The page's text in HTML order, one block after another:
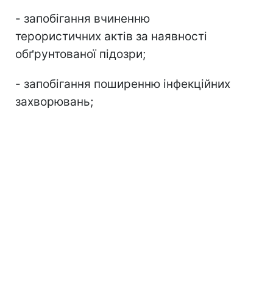
- запобігання вчиненню
терористичних актів за наявності
обґрунтованої підозри;
- запобігання поширенню інфекційних
захворювань;